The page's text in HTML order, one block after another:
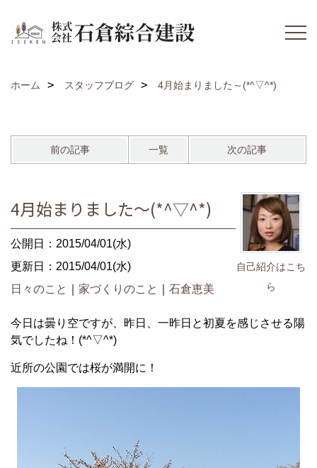
ホーム スタッフブログ 4月始まりました～(*^▽^*)
前の記事 一覧 次の記事
自己紹介はこち
ら
4月始まりました～(*^▽^*)
公開日：2015/04/01(水)
更新日：2015/04/01(水)
日々のこと
家づくりのこと 石倉恵美
今日は曇り空ですが、昨日、一昨日と初夏を感じさせる陽
気でしたね！(*^▽^*)
近所の公園では桜が満開に！